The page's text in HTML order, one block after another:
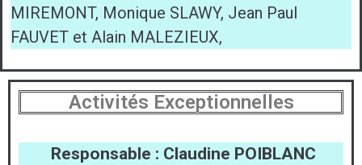
MIREMONT, Monique SLAWY, Jean Paul
FAUVET et Alain MALEZIEUX,
Activités Exceptionnelles
Responsable : Claudine POIBLANC